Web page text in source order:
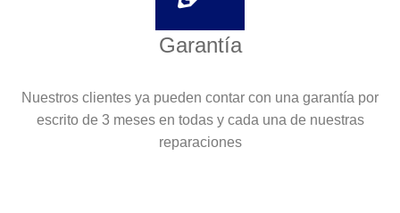
Garantía
Nuestros clientes ya pueden contar con una garantía por
escrito de 3 meses en todas y cada una de nuestras
reparaciones